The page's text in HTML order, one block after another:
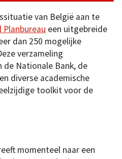
van België aan te
Planbureau een uitgebreide
dan 250 mogelijke
verzameling
Nationale Bank, de
diverse academische
toolkit voor de
momenteel naar een